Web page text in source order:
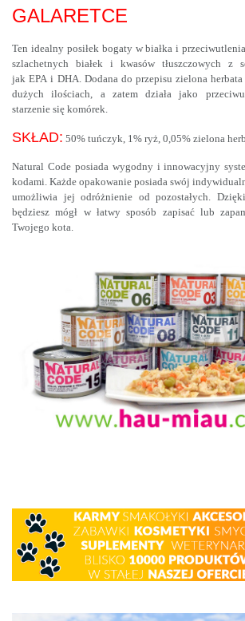
GALARETCE
Ten idealny posiłek bogaty w białka i
szlachetnych białek i kwasów tłuszczowych z
jak EPA i DHA. Dodana do przepisu zielona
dużych ilościach, a zatem działa jako
starzenie się komórek.
SKŁAD: 50% tuńczyk, 1% ryż, 0,05% zielona
Natural Code posiada wygodny i innowacyjny
kodami. Każde opakowanie posiada swój
umożliwia jej odróżnienie od pozostałych.
będziesz mógł w łatwy sposób zapisać lub
Twojego kota.